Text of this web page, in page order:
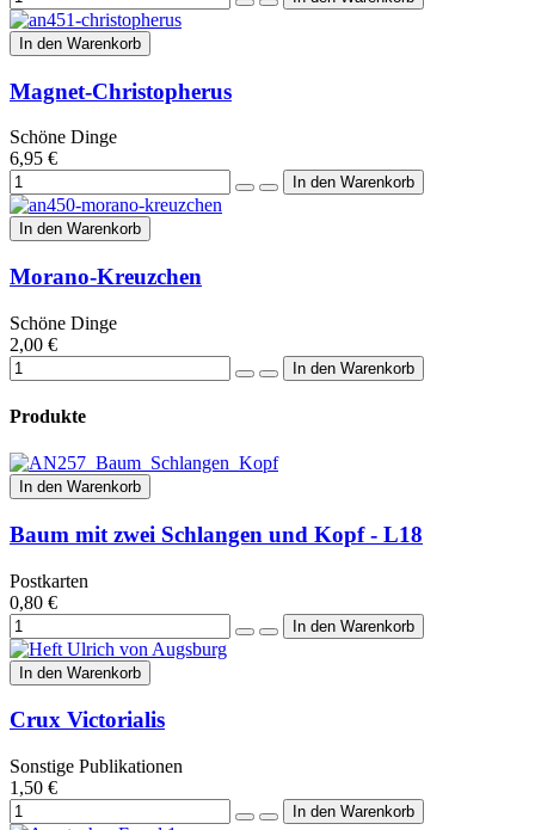
In den Warenkorb
Magnet-Christopherus
Schöne Dinge
6,95 €
In den Warenkorb
Morano-Kreuzchen
Schöne Dinge
2,00 €
Produkte
In den Warenkorb
Baum mit zwei Schlangen und Kopf - L18
Postkarten
0,80 €
In den Warenkorb
Crux Victorialis
Sonstige Publikationen
1,50 €